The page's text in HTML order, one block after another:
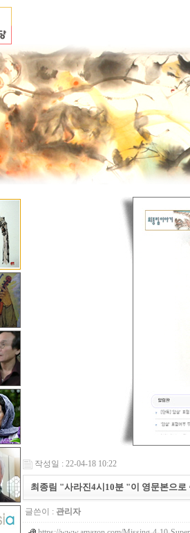
작성일 : 22-04-18 10:22
최종림 "사라진4시10분 "이 영문본으로
글쓴이 : 관리자